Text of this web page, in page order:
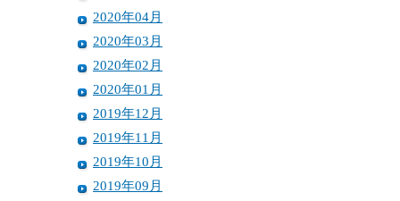
2020年04月
2020年03月
2020年02月
2020年01月
2019年12月
2019年11月
2019年10月
2019年09月